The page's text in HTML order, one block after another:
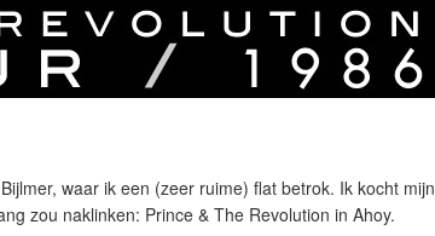
waar ik een (zeer ruime) flat betrok. Ik kocht mijn
zou naklinken: Prince & The Revolution in Ahoy.